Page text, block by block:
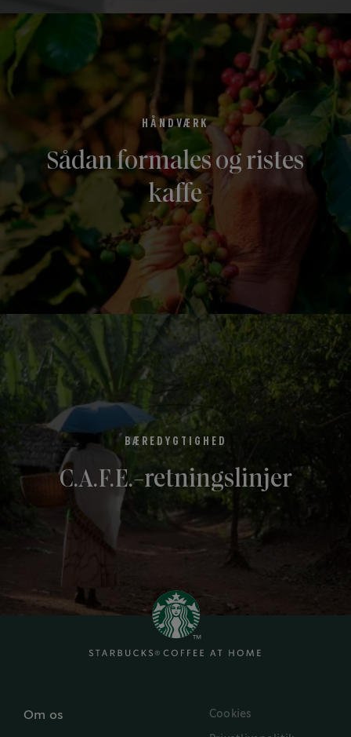
HÅNDVÆRK
Sådan formales og ristes
kaffe
BÆREDYGTIGHED
C.A.F.E.-retningslinjer
Om os Cookies